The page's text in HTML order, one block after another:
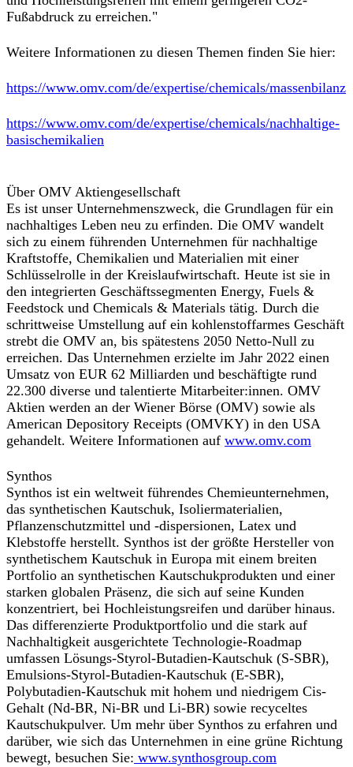
Fußabdruck zu erreichen."
Weitere Informationen zu diesen Themen finden Sie hier:
https://www.omv.com/de/expertise/chemicals/massenbilanz
https://www.omv.com/de/expertise/chemicals/nachhaltige-
basischemikalien
Über OMV Aktiengesellschaft
Es ist unser Unternehmenszweck, die Grundlagen für ein
nachhaltiges Leben neu zu erfinden. Die OMV wandelt
sich zu einem führenden Unternehmen für nachhaltige
Kraftstoffe, Chemikalien und Materialien mit einer
Schlüsselrolle in der Kreislaufwirtschaft. Heute ist sie in
den integrierten Geschäftssegmenten Energy, Fuels &
Feedstock und Chemicals & Materials tätig. Durch die
schrittweise Umstellung auf ein kohlenstoffarmes Geschäft
strebt die OMV an, bis spätestens 2050 Netto-Null zu
erreichen. Das Unternehmen erzielte im Jahr 2022 einen
Umsatz von EUR 62 Milliarden und beschäftigte rund
22.300 diverse und talentierte Mitarbeiter:innen. OMV
Aktien werden an der Wiener Börse (OMV) sowie als
American Depository Receipts (OMVKY) in den USA
gehandelt. Weitere Informationen auf www.omv.com
Synthos
Synthos ist ein weltweit führendes Chemieunternehmen,
das synthetischen Kautschuk, Isoliermaterialien,
Pflanzenschutzmittel und -dispersionen, Latex und
Klebstoffe herstellt. Synthos ist der größte Hersteller von
synthetischem Kautschuk in Europa mit einem breiten
Portfolio an synthetischen Kautschukprodukten und einer
starken globalen Präsenz, die sich auf seine Kunden
konzentriert, bei Hochleistungsreifen und darüber hinaus.
Das differenzierte Produktportfolio und die stark auf
Nachhaltigkeit ausgerichtete Technologie-Roadmap
umfassen Lösungs-Styrol-Butadien-Kautschuk (S-SBR),
Emulsions-Styrol-Butadien-Kautschuk (E-SBR),
Polybutadien-Kautschuk mit hohem und niedrigem Cis-
Gehalt (Nd-BR, Ni-BR und Li-BR) sowie recyceltes
Kautschukpulver. Um mehr über Synthos zu erfahren und
darüber, wie sich das Unternehmen in eine grüne Richtung
bewegt, besuchen Sie: www.synthosgroup.com